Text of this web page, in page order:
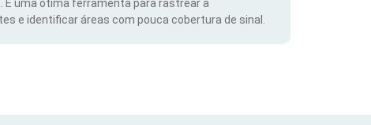
É uma ótima ferramenta para rastrear a
e identificar áreas com pouca cobertura de sinal.